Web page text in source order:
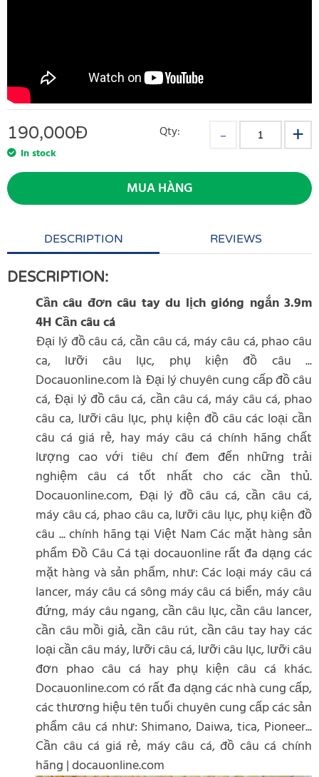
190,000Đ
In stock
Qty:
MUA HÀNG
DESCRIPTION REVIEWS
DESCRIPTION:
Cần câu đơn câu tay du lịch gióng ngắn 3.9m
4H Cần câu cá
Đại lý đồ câu cá, cần câu cá, máy câu cá, phao câu
ca, lưỡi câu lục, phụ kiện đồ câu ...
Docauonline.com là Đại lý chuyên cung cấp đồ câu
cá, Đại lý đồ câu cá, cần câu cá, máy câu cá, phao
câu ca, lưỡi câu lục, phụ kiện đồ câu các loại cần
câu cá giá rẻ, hay máy câu cá chính hãng chất
lượng cao với tiêu chí đem đến những trải
nghiệm câu cá tốt nhất cho các cần thủ.
Docauonline.com, Đại lý đồ câu cá, cần câu cá,
máy câu cá, phao câu ca, lưỡi câu lục, phụ kiện đồ
câu ... chính hãng tại Việt Nam Các mặt hàng sản
phẩm Đồ Câu Cá tại docauonline rất đa dạng các
mặt hàng và sản phẩm, như: Các loại máy câu cá
lancer, máy câu cá sông máy câu cá biển, máy câu
đứng, máy câu ngang, cần câu lục, cần câu lancer,
cần câu mồi giả, cần câu rút, cần câu tay hay các
loại cần câu máy, lưỡi câu cá, lưỡi câu lục, lưỡi câu
đơn phao câu cá hay phụ kiện câu cá khác.
Docauonline.com có rất đa dạng các nhà cung cấp,
các thương hiệu tên tuổi chuyên cung cấp các sản
phẩm câu cá như: Shimano, Daiwa, tica, Pioneer...
Cần câu cá giá rẻ, máy câu cá, đồ câu cá chính
hãng | docauonline.com